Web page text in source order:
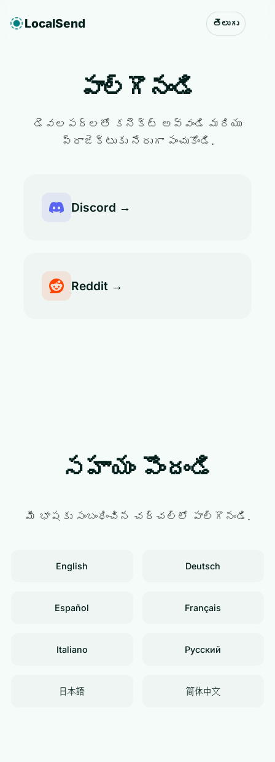
LocalSend తెలుగు
పాల్గొనండి
డెవలపర్లతో కనెక్ట్ అవ్వండి మరియు
ప్రాజెక్టుకు నేరుగా పంచుకోండి.
Discord →
Reddit →
సహాయం పొందండి
మీ భాషకు సంబంధించిన చర్చల్లో పాల్గొనండి.
English Deutsch
Español Français
Italiano Русский
日本語 简体中文